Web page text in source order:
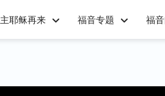
主耶稣再来 福音专题 福